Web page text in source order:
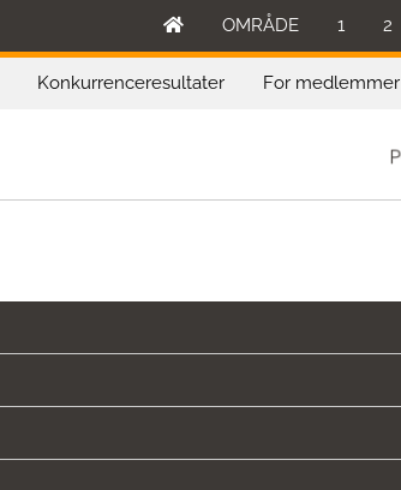
2
1
OMRÅDE
Konkurrenceresultater For medlemmer